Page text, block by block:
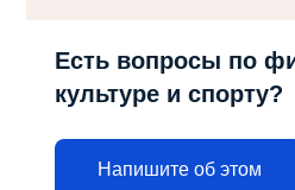
Есть вопросы по
культуре и спорту?
Напишите об этом